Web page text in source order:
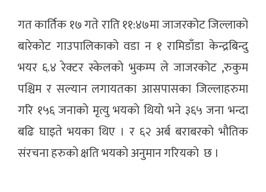
गत कार्तिक १७ गते राति ११:४७मा जाजरकोट जिल्लाकाे
बारेकाेट गाउपालिकाकाे वडा न १ रामिडाँडा केन्द्रबिन्दु
भयर ६.४ रेक्टर स्केलकाे भुकम्प ले जाजरकोट ,रुकुम
पश्चिम र सल्यान लगायतका आसपासका जिल्लाहरुमा
गरि १५६ जनाकाे मृत्यु भयकाे थियाे भने ३६५ जना भन्दा
बढि घाइते भयका थिए । र ६२ अर्ब बराबरको भाैतिक
संरचना हरुकाे क्षति भयकाे अनुमान गरियकाे छ ।